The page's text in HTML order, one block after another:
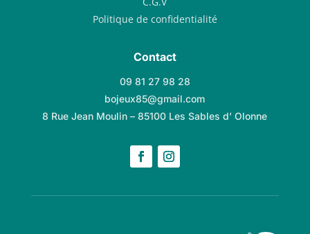
Politique de confidentialité
Contact
09 81 27 98 28
bojeux85@gmail.com
8 Rue Jean Moulin – 85100 Les Sables d’ Olonne